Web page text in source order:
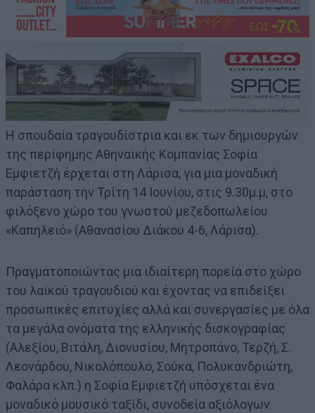
Η σπουδαία τραγουδίστρια και εκ των δημιουργών
της περίφημης Αθηναϊκής Κομπανίας Σοφία
Εμφιετζή έρχεται στη Λάρισα, για μια μοναδική
παράσταση την Τρίτη 14 Ιουνίου, στις 9.30μ.μ, στο
φιλόξενο χώρο του γνωστού μεζεδοπωλείου
«Καπηλειό» (Αθανασίου Διάκου 4-6, Λάρισα).
Πραγματοποιώντας μια ιδιαίτερη πορεία στο χώρο
του λαϊκού τραγουδιού και έχοντας να επιδείξει
προσωπικές επιτυχίες αλλά και συνεργασίες με όλα
τα μεγάλα ονόματα της ελληνικής δισκογραφίας
(Αλεξίου, Βιτάλη, Διονυσίου, Μητροπάνο, Τερζή, Σ.
Λεονάρδου, Νικολόπουλο, Σούκα, Πολυκανδριώτη,
Φαλάρα κλπ.) η Σοφία Εμφιετζή υπόσχεται ένα
μοναδικό μουσικό ταξίδι, συνοδεία αξιόλογων